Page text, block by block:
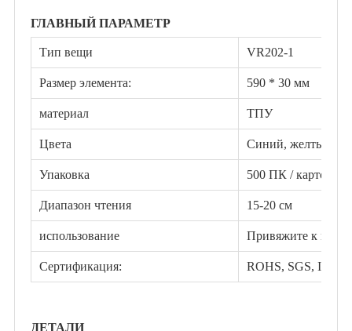
ГЛАВНЫЙ ПАРАМЕТР
Тип вещи VR202-1
Размер элемента: 590 * 30 мм
материал ТПУ
Цвета Синий, желтый
Упаковка 500 ПК /
Диапазон чтения 15-20 см
использование Привяжите к шее
Сертификация: ROHS, SGS,
ДЕТАЛИ